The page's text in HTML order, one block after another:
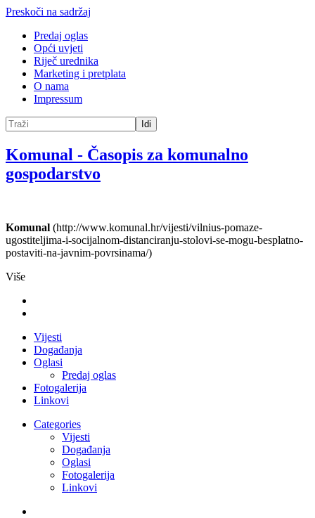
Preskoči na sadržaj
Predaj oglas
Opći uvjeti
Riječ urednika
Marketing i pretplata
O nama
Impressum
Idi
Komunal - Časopis za komunalno
gospodarstvo
Komunal (http://www.komunal.hr/vijesti/vilnius-pomaze-
ugostiteljima-i-socijalnom-distanciranju-stolovi-se-mogu-besplatno-
postaviti-na-javnim-povrsinama/)
Više
Vijesti
Događanja
Oglasi
Predaj oglas
Fotogalerija
Linkovi
Categories
Vijesti
Događanja
Oglasi
Fotogalerija
Linkovi